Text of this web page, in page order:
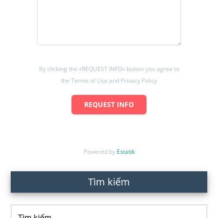
By clicking the «REQUEST INFO» button you agree to
the Terms of Use and Privacy Policy
REQUEST INFO
Powered by Estatik
Primary
Tìm kiếm